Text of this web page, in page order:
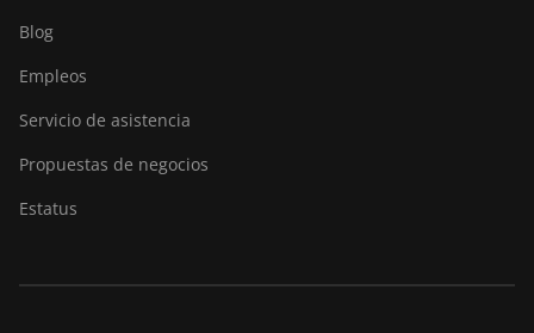
Blog
Empleos
Servicio de asistencia
Propuestas de negocios
Estatus